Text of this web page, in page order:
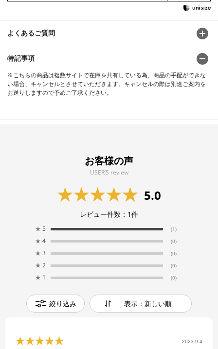
よくあるご質問
特記事項
※こちらの商品は複数サイトで在庫を共有している為、商品の手配ができな
い場合、キャンセルとさせていただきます。キャンセルの際は別途ご案内を
お送りしますので予めご了承ください。
お客様の声
USER’S review
5.0
レビュー件数： 1件
★ 5 (1)
★ 4 (0)
★ 3 (0)
★ 2 (0)
★ 1 (0)
絞り込み 表示：新しい順
2023.9.4